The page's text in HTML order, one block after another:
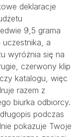
deklaracje
9,5 grama
a
wyróżnia się na
czerwony klip
katalogu, więc
razem z
biurka odbiorcy.
podczas
pokazuje Twoje